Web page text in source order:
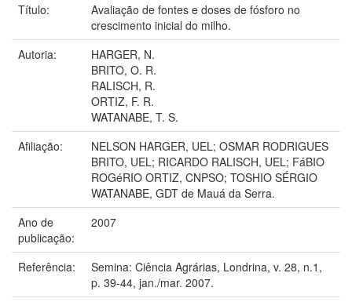
Título:
Avaliação de fontes e doses de fósforo no
crescimento inicial do milho.
Autoria:
HARGER, N.
BRITO, O. R.
RALISCH, R.
ORTIZ, F. R.
WATANABE, T. S.
Afiliação:
NELSON HARGER, UEL; OSMAR RODRIGUES
BRITO, UEL; RICARDO RALISCH, UEL; FáBIO
ROGéRIO ORTIZ, CNPSO; TOSHIO SÉRGIO
WATANABE, GDT de Mauá da Serra.
Ano de
publicação:
2007
Referência:
Semina: Ciência Agrárias, Londrina, v. 28, n.1,
p. 39-44, jan./mar. 2007.